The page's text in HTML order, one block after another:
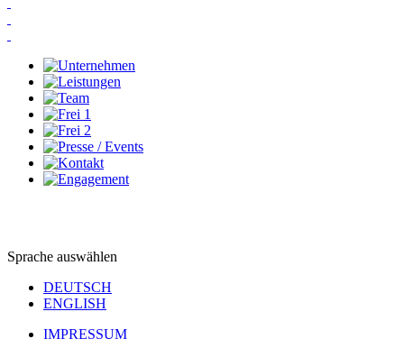
Sprache auswählen
DEUTSCH
ENGLISH
IMPRESSUM